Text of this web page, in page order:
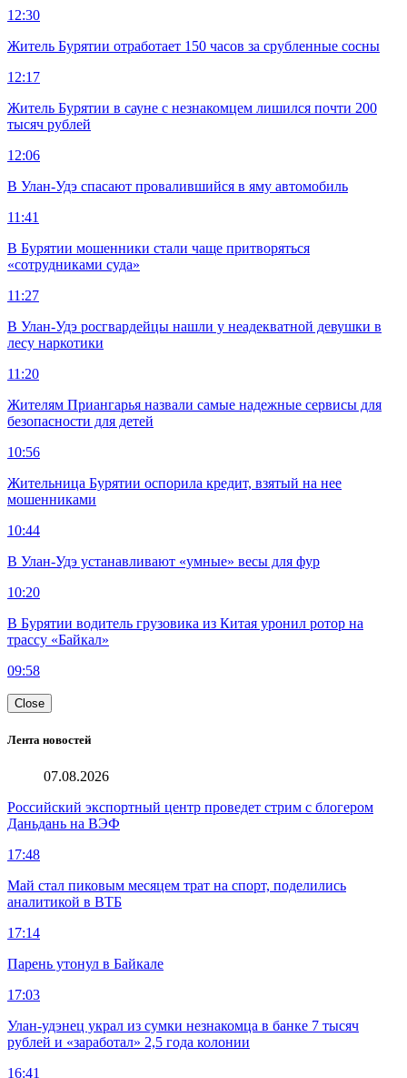
12:30
Житель Бурятии отработает 150 часов за срубленные сосны
12:17
Житель Бурятии в сауне с незнакомцем лишился почти 200
тысяч рублей
12:06
В Улан-Удэ спасают провалившийся в яму автомобиль
11:41
В Бурятии мошенники стали чаще притворяться
«сотрудниками суда»
11:27
В Улан-Удэ росгвардейцы нашли у неадекватной девушки в
лесу наркотики
11:20
Жителям Приангарья назвали самые надежные сервисы для
безопасности для детей
10:56
Жительница Бурятии оспорила кредит, взятый на нее
мошенниками
10:44
В Улан-Удэ устанавливают «умные» весы для фур
10:20
В Бурятии водитель грузовика из Китая уронил ротор на
трассу «Байкал»
09:58
Close
Лента новостей
07.08.2026
Российский экспортный центр проведет стрим с блогером
Даньдань на ВЭФ
17:48
Май стал пиковым месяцем трат на спорт, поделились
аналитикой в ВТБ
17:14
Парень утонул в Байкале
17:03
Улан-удэнец украл из сумки незнакомца в банке 7 тысяч
рублей и «заработал» 2,5 года колонии
16:41